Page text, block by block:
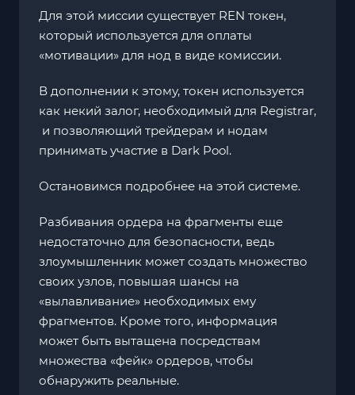
Для этой миссии существует REN токен,
который используется для оплаты
«мотивации» для нод в виде комиссии.
В дополнении к этому, токен используется
как некий залог, необходимый для Registrar,
и позволяющий трейдерам и нодам
принимать участие в Dark Pool.
Остановимся подробнее на этой системе.
Разбивания ордера на фрагменты еще
недостаточно для безопасности, ведь
злоумышленник может создать множество
своих узлов, повышая шансы на
«вылавливание» необходимых ему
фрагментов. Кроме того, информация
может быть вытащена посредствам
множества «фейк» ордеров, чтобы
обнаружить реальные.